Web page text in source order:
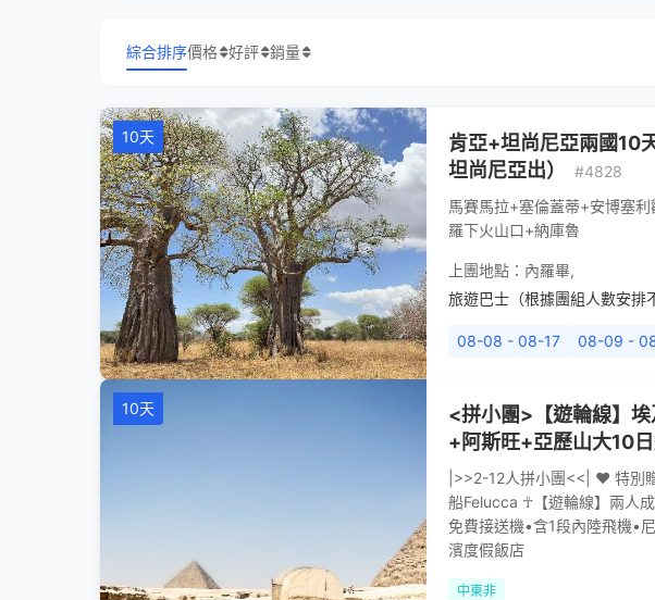
綜合排序價格 好評 銷量
10天
肯亞+坦尚尼亞兩國10
坦尚尼亞出）
#4828
馬賽馬拉+塞倫蓋蒂+安博塞
羅下火山口+納庫魯
上團地點： 內羅畢,
旅遊巴士（根據團組人數安排
08-08 - 08-17 08-09 -
10天
<拼小團>【遊輪線】
+阿斯旺+亞歷山大10日
|>>2-12人拼小團<<| ♥ 特別
船Felucca ☥【遊輪線】兩人
免費接送機•含1段內陸飛機•
濱度假飯店
中東非